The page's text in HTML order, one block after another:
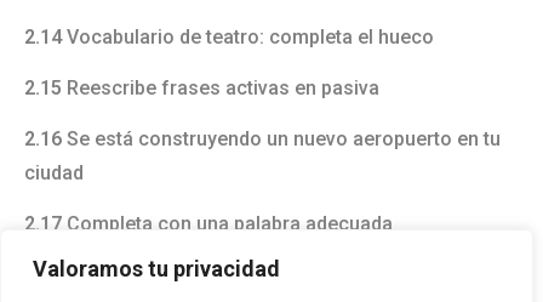
Valoramos tu privacidad
2.14Vocabulario de teatro: completa el hueco
2.15 Reescribe frases activas en pasiva
2.16 Se está construyendo un nuevo aeropuerto en tu
ciudad
2.17 Completa con una palabra adecuada
2.18Elige la preposición correcta para el